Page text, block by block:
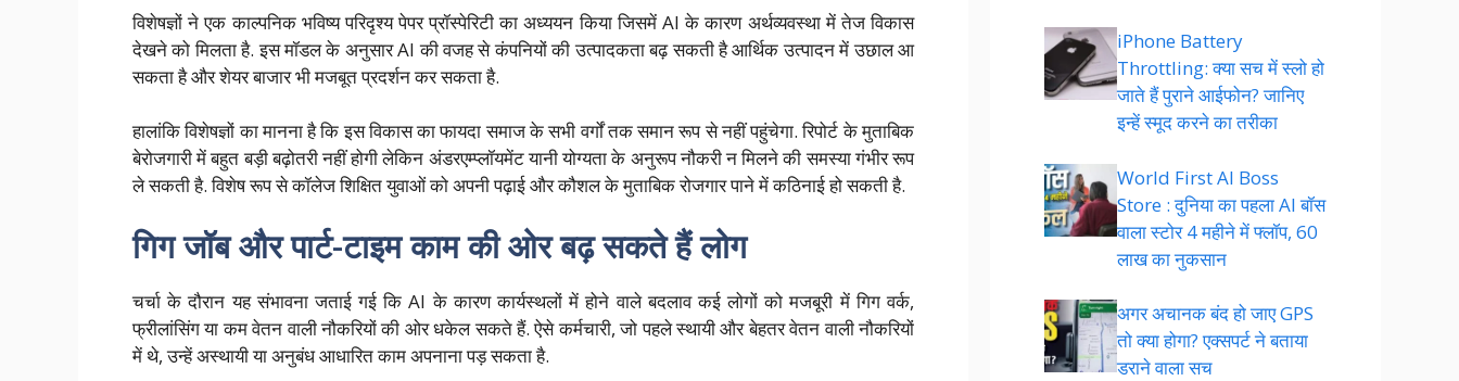
विशेषज्ञों ने एक काल्पनिक भविष्य परिदृश्य पेपर प्रॉस्पेरिटी का अध्ययन किया जिसमें AI के कारण अर्थव्यवस्था में तेज विकास
देखने को मिलता है. इस मॉडल के अनुसार AI की वजह से कंपनियों की उत्पादकता बढ़ सकती है आर्थिक उत्पादन में उछाल आ
सकता है और शेयर बाजार भी मजबूत प्रदर्शन कर सकता है.
हालांकि विशेषज्ञों का मानना है कि इस विकास का फायदा समाज के सभी वर्गों तक समान रूप से नहीं पहुंचेगा. रिपोर्ट के मुताबिक
बेरोजगारी में बहुत बड़ी बढ़ोतरी नहीं होगी लेकिन अंडरएम्प्लॉयमेंट यानी योग्यता के अनुरूप नौकरी न मिलने की समस्या गंभीर रूप
ले सकती है. विशेष रूप से कॉलेज शिक्षित युवाओं को अपनी पढ़ाई और कौशल के मुताबिक रोजगार पाने में कठिनाई हो सकती है.
गिग जॉब और पार्ट-टाइम काम की ओर बढ़ सकते हैं लोग
चर्चा के दौरान यह संभावना जताई गई कि AI के कारण कार्यस्थलों में होने वाले बदलाव कई लोगों को मजबूरी में गिग वर्क,
फ्रीलांसिंग या कम वेतन वाली नौकरियों की ओर धकेल सकते हैं. ऐसे कर्मचारी, जो पहले स्थायी और बेहतर वेतन वाली नौकरियों
में थे, उन्हें अस्थायी या अनुबंध आधारित काम अपनाना पड़ सकता है.
iPhone Battery
Throttling: क्या सच में स्लो हो
जाते हैं पुराने आईफोन? जानिए
इन्हें स्मूद करने का तरीका
World First AI Boss
Store : दुनिया का पहला AI बॉस
वाला स्टोर 4 महीने में फ्लॉप, 60
लाख का नुकसान
अगर अचानक बंद हो जाए GPS
तो क्या होगा? एक्सपर्ट ने बताया
डराने वाला सच